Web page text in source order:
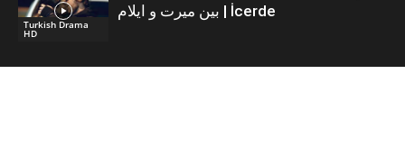
Turkish Drama
HD
بين ميرت و ايلام | İcerde